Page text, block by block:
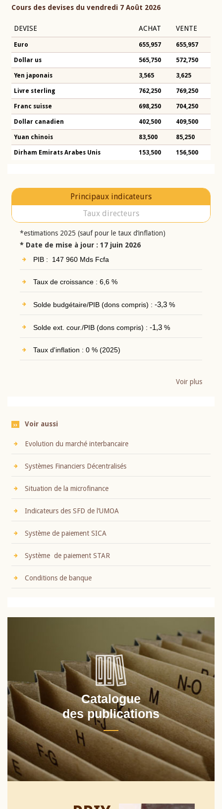
Cours des devises du vendredi 7 Août 2026
DEVISE ACHAT VENTE
Euro 655,957 655,957
Dollar us 565,750 572,750
Yen japonais 3,565 3,625
Livre sterling 762,250 769,250
Franc suisse 698,250 704,250
Dollar canadien 402,500 409,500
Yuan chinois 83,500 85,250
Dirham Emirats Arabes Unis 153,500 156,500
Principaux indicateurs
Taux directeurs
*estimations 2025 (sauf pour le taux d’inflation)
* Date de mise à jour : 17 juin 2026
PIB : 147 960 Mds Fcfa
Taux de croissance : 6,6 %
Solde budgétaire/PIB (dons compris) : -3,3%
Solde ext. cour./PIB (dons compris) : -1,3%
Taux d'inflation : 0 % (2025)
Voir plus
Voir aussi
Evolution du marché interbancaire
Systèmes Financiers Décentralisés
Situation de la microfinance
Indicateurs des SFD de l’UMOA
Système de paiement SICA
Système de paiement STAR
Conditions de banque
Catalogue
des publications